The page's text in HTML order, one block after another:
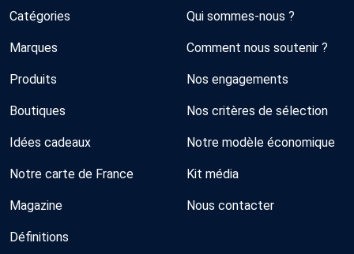
Catégories
Marques
Produits
Boutiques
Idées cadeaux
Notre carte de France
Magazine
Définitions
Qui sommes-nous ?
Comment nous soutenir ?
Nos engagements
Nos critères de sélection
Notre modèle économique
Kit média
Nous contacter